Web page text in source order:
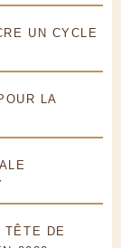
UN CYCLE
LA
DE